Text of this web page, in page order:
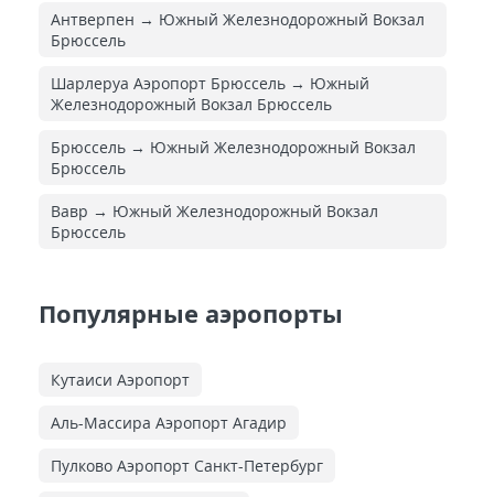
Антверпен → Южный Железнодорожный Вокзал
Брюссель
Шарлеруа Аэропорт Брюссель → Южный
Железнодорожный Вокзал Брюссель
Брюссель → Южный Железнодорожный Вокзал
Брюссель
Вавр → Южный Железнодорожный Вокзал
Брюссель
Популярные аэропорты
Кутаиси Аэропорт
Аль-Массира Аэропорт Агадир
Пулково Аэропорт Санкт-Петербург